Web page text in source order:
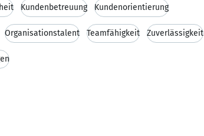
Kundenbetreuung Kundenorientierung
Organisationstalent Teamfähigkeit Zuverlässigkeit